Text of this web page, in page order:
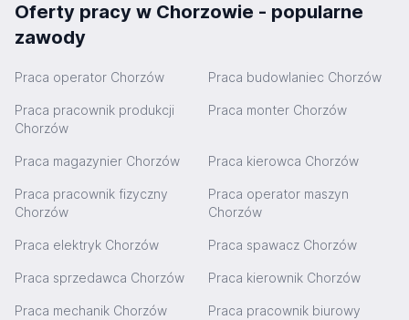
Oferty pracy w Chorzowie - popularne
zawody
Praca operator Chorzów Praca budowlaniec Chorzów
Praca pracownik produkcji
Chorzów
Praca monter Chorzów
Praca magazynier Chorzów Praca kierowca Chorzów
Praca pracownik fizyczny
Chorzów
Praca operator maszyn
Chorzów
Praca elektryk Chorzów Praca spawacz Chorzów
Praca sprzedawca Chorzów Praca kierownik Chorzów
Praca mechanik Chorzów
Praca pracownik biurowy